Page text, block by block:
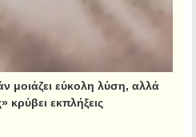
μοιάζει εύκολη λύση, αλλά
κρύβει εκπλήξεις